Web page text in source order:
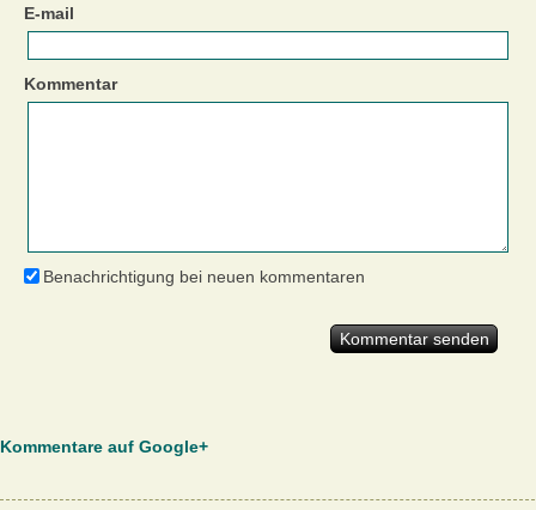
E-mail
Kommentar
Benachrichtigung bei neuen kommentaren
Kommentare auf Google+